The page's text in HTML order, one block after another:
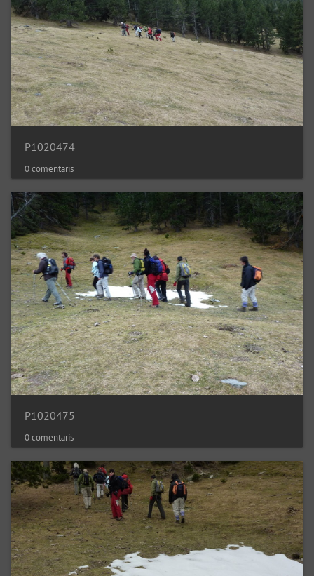
P1020474
0 comentaris
P1020475
0 comentaris